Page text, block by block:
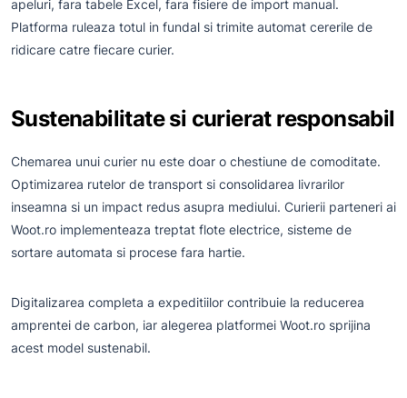
apeluri, fara tabele Excel, fara fisiere de import manual.
Platforma ruleaza totul in fundal si trimite automat cererile de
ridicare catre fiecare curier.
Sustenabilitate si curierat responsabil
Chemarea unui curier nu este doar o chestiune de comoditate.
Optimizarea rutelor de transport si consolidarea livrarilor
inseamna si un impact redus asupra mediului. Curierii parteneri ai
Woot.ro implementeaza treptat flote electrice, sisteme de
sortare automata si procese fara hartie.
Digitalizarea completa a expeditiilor contribuie la reducerea
amprentei de carbon, iar alegerea platformei Woot.ro sprijina
acest model sustenabil.